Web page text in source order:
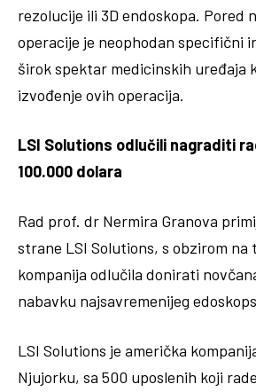
rezolucije ili 3D endoskopa. Pored
operacije je neophodan specifični
širok spektar medicinskih uređaja
izvođenje ovih operacija.
LSI Solutions odlučili nagraditi
100.000 dolara
Rad prof. dr Nermira Granova
strane LSI Solutions, s obzirom na
kompanija odlučila donirati
nabavku najsavremenijeg
LSI Solutions je američka
Njujorku, sa 500 uposlenih koji